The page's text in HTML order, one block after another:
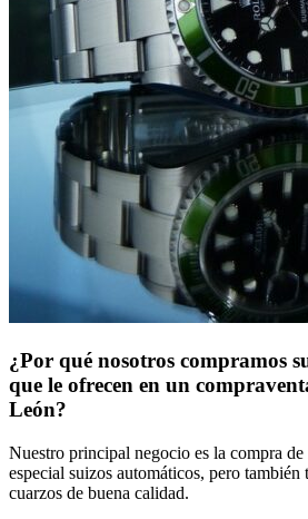
¿Por qué nosotros compramos
que le ofrecen en un
León?
Nuestro principal negocio es la compra de
especial suizos automáticos, pero también
cuarzos de buena calidad.